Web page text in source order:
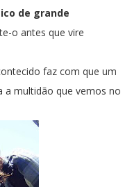
de grande
o antes que vire
faz com que um
a multidão que vemos no